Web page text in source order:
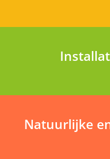
Natuurlijke